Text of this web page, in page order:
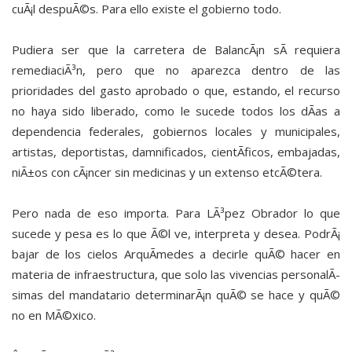
cuÃ¡l despuÃ©s. Para ello existe el gobierno todo.
Pudiera ser que la carretera de BalancÃ¡n sÃ­ requiera
remediaciÃ³n, pero que no aparezca dentro de las
prioridades del gasto aprobado o que, estando, el recurso
no haya sido liberado, como le sucede todos los dÃ­as a
dependencia federales, gobiernos locales y municipales,
artistas, deportistas, damnificados, cientÃ­ficos, embajadas,
niÃ±os con cÃ¡ncer sin medicinas y un extenso etcÃ©tera.
Pero nada de eso importa. Para LÃ³pez Obrador lo que
sucede y pesa es lo que Ã©l ve, interpreta y desea. PodrÃ¡
bajar de los cielos ArquÃ­medes a decirle quÃ© hacer en
materia de infraestructura, que solo las vivencias personalÃ­
simas del mandatario determinarÃ¡n quÃ© se hace y quÃ©
no en MÃ©xico.